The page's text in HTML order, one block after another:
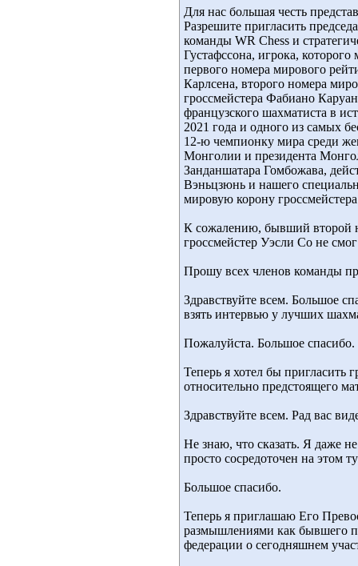
Для нас большая честь
Разрешите пригласить
команды WR Chess и
Густафссона, игрока,
первого номера мирового
Карлсена, второго номера
гроссмейстера Фабиано
французского шахматиста в
2021 года и одного из самых
12-ю чемпионку мира среди
Монголии и президента
Занданшатара Гомбожава,
Вэньцзюнь и нашего
мировую корону
К сожалению, бывший второй
гроссмейстер Уэсли Со не
Прошу всех членов команды
Здравствуйте всем. Большое
взять интервью у лучших
Пожалуйста. Большое спасибо.
Теперь я хотел бы пригласить
относительно предстоящего
Здравствуйте всем. Рад вас
Не знаю, что сказать. Я даже
просто сосредоточен на этом
Большое спасибо.
Теперь я приглашаю Его
размышлениями как бывшего
федерации о сегодняшнем